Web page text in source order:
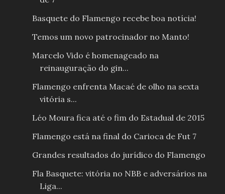
Basquete do Flamengo recebe boa notícia!
Temos um novo patrocinador no Manto!
Marcelo Vido é homenageado na
reinauguração do gin...
Flamengo enfrenta Macaé de olho na sexta
vitória s...
Léo Moura fica até o fim do Estadual de 2015
Flamengo está na final do Carioca de Fut 7
Grandes resultados do jurídico do Flamengo
Fla Basquete: vitória no NBB e adversários na
Liga...